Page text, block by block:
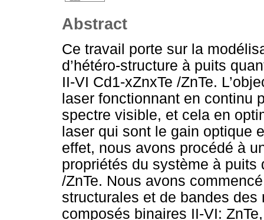
Abstract
Ce travail porte sur la
d’hétéro-structure à puits
II-VI Cd1-xZnxTe /ZnTe.
laser fonctionnant en continu
spectre visible, et cela en
laser qui sont le gain optique
effet, nous avons procédé à
propriétés du système à puits
/ZnTe. Nous avons
structurales et de bandes
composés binaires II-VI: